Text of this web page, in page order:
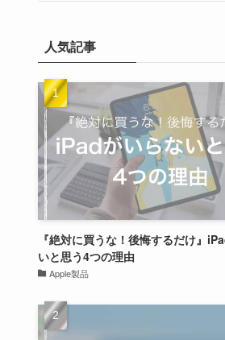
人気記事
『絶対に買うな！後悔するだけ』
いと思う4つの理由
Apple製品